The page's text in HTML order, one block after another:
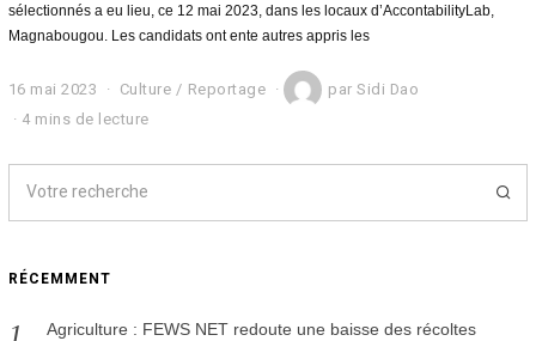
sélectionnés a eu lieu, ce 12 mai 2023, dans les locaux d’AccontabilityLab,
Magnabougou. Les candidats ont ente autres appris les
16 mai 2023
6
m
2
0
Culture / Reportage parSidi Dao
4 mins de lecture
RÉCEMMENT
Agriculture : FEWS NET redoute une baisse des récoltes